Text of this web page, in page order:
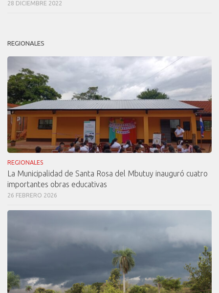
28 DICIEMBRE 2022
REGIONALES
REGIONALES
La Municipalidad de Santa Rosa del Mbutuy inauguró cuatro
importantes obras educativas
26 FEBRERO 2026